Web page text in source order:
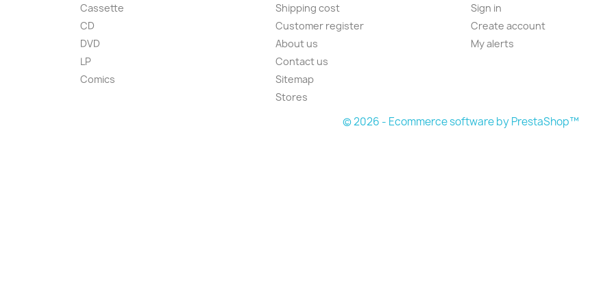
Cassette
CD
DVD
LP
Comics
Shipping cost
Customer register
About us
Contact us
Sitemap
Stores
Sign in
Create account
My alerts
© 2026 - Ecommerce software by PrestaShop™